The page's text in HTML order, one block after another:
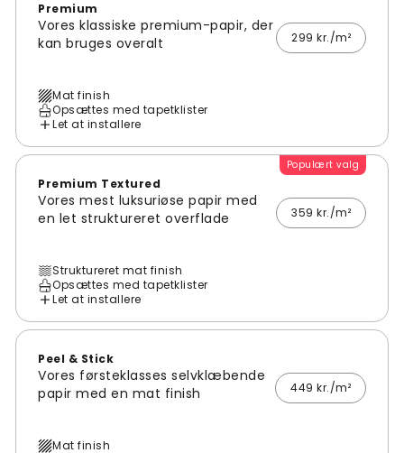
Premium
Vores klassiske premium-papir, der
kan bruges overalt
299 kr./m²
Mat finish
Opsættes med tapetklister
Let at installere
Populært valg
Premium Textured
Vores mest luksuriøse papir med
en let struktureret overflade
359 kr./m²
Struktureret mat finish
Opsættes med tapetklister
Let at installere
Peel & Stick
Vores førsteklasses selvklæbende
papir med en mat finish
449 kr./m²
Mat finish